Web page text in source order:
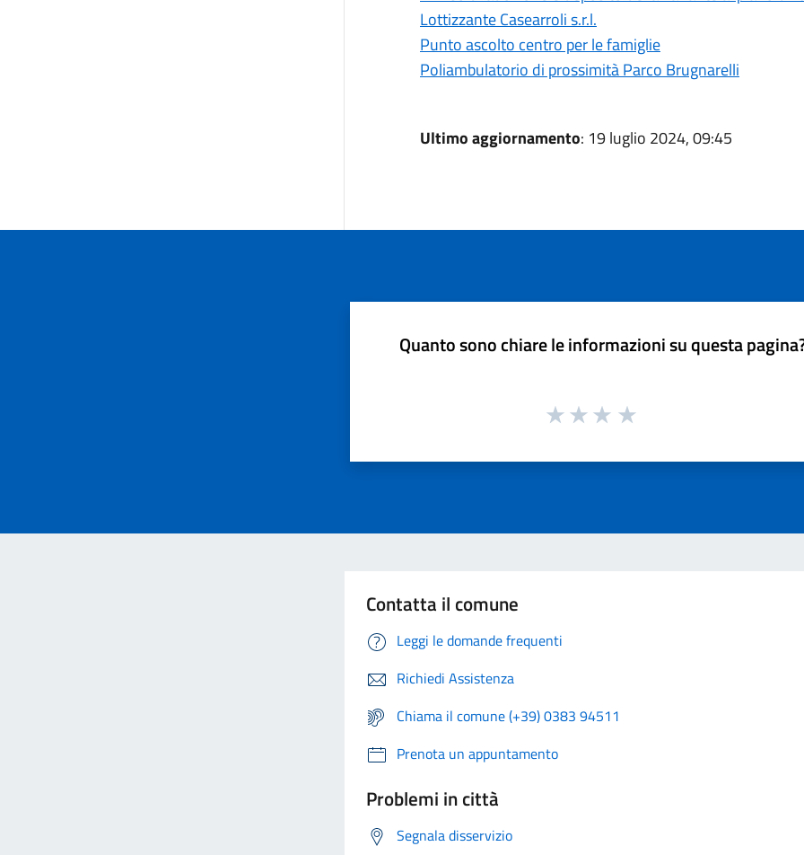
Lottizzante Casearroli s.r.l.
Punto ascolto centro per le famiglie
Poliambulatorio di prossimità Parco Brugnarelli
Ultimo aggiornamento: 19 luglio 2024, 09:45
Quanto sono chiare le informazioni su questa
Contatta il comune
Leggi le domande frequenti
Richiedi Assistenza
Chiama il comune (+39) 0383 94511
Prenota un appuntamento
Problemi in città
Segnala disservizio